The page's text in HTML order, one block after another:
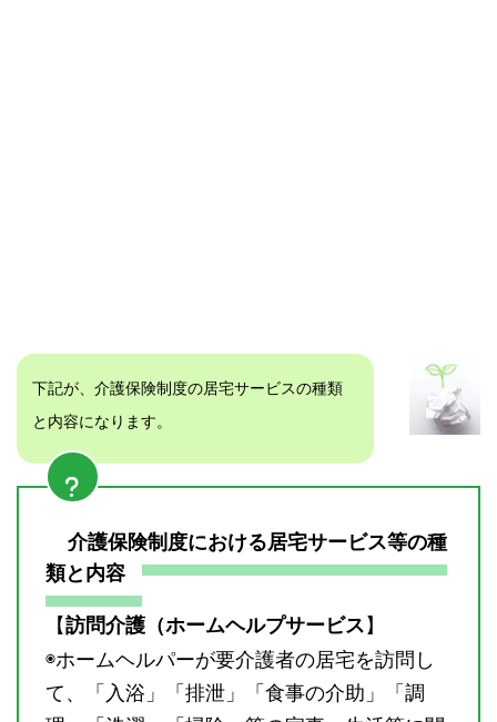
下記が、介護保険制度の居宅サービスの種類
と内容になります。
介護保険制度における居宅サービス等の種
類と内容
【訪問介護（ホームヘルプサービス】
◉ホームヘルパーが要介護者の居宅を訪問し
て、「入浴」「排泄」「食事の介助」「調